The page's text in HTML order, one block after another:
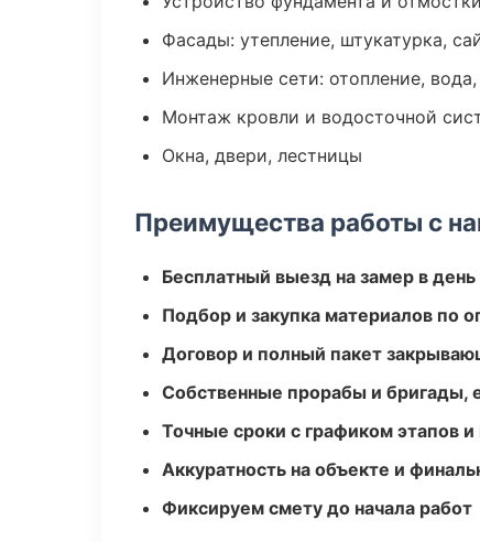
Фасады: утепление, штукатурка,
Инженерные сети: отопление,
Монтаж кровли и водосточной
Окна, двери, лестницы
Преимущества работы с
Бесплатный выезд на замер в
Подбор и закупка материалов по
Договор и полный пакет
Собственные прорабы и бригады,
Точные сроки с графиком этапов
Аккуратность на объекте и
Фиксируем смету до начала работ